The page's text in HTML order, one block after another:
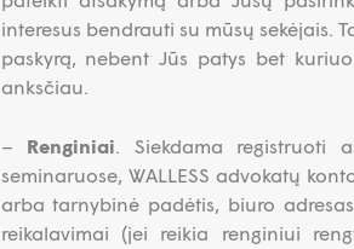
interesus bendrauti su mūsų sekėjais.
paskyrą, nebent Jūs patys bet
anksčiau.
– Renginiai. Siekdama registruoti
seminaruose, WALLESS advokatų
arba tarnybinė padėtis, biuro
reikalavimai (jei reikia renginiui